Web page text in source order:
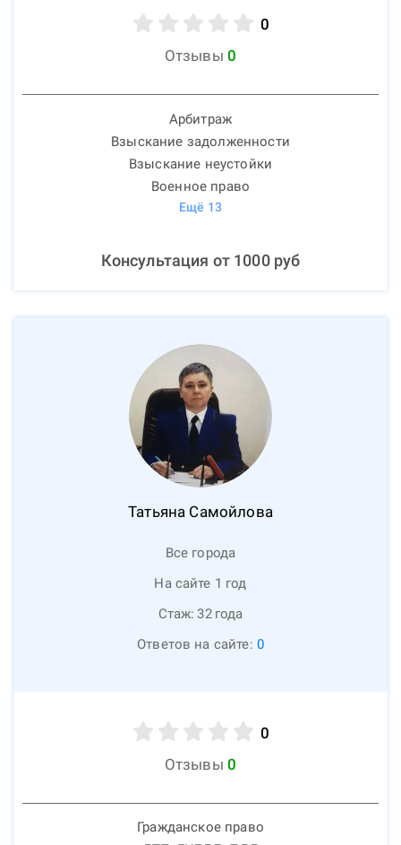
0
Отзывы 0
Арбитраж
Взыскание задолженности
Взыскание неустойки
Военное право
Ещё 13
Консультация от 1000руб
Татьяна Самойлова
Все города
На сайте 1 год
Стаж: 32 года
Ответов на сайте: 0
0
Отзывы 0
Гражданское право